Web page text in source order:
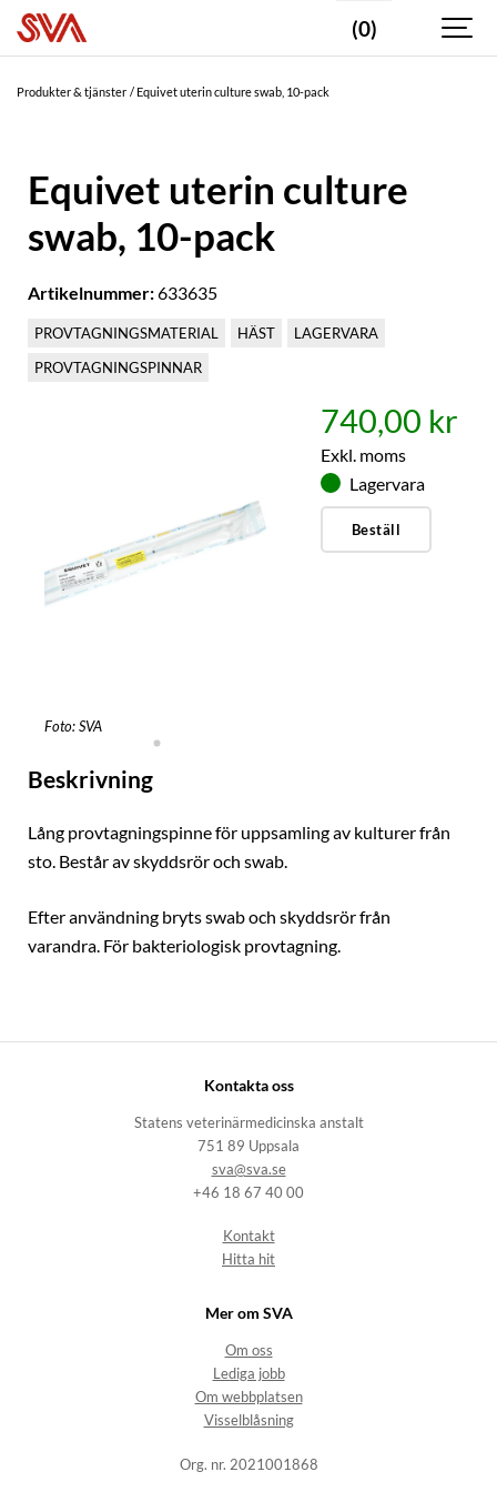
(0)
Produkter & tjänster Equivet uterin culture swab, 10-pack
Equivet uterin culture
swab, 10-pack
Artikelnummer:633635
PROVTAGNINGSMATERIAL HÄST
LAGERVARA
PROVTAGNINGSPINNAR
Foto: SVA
740,00 kr
Exkl. moms
Lagervara
Beställ
Beskrivning
Lång provtagningspinne för uppsamling av kulturer från
sto. Består av skyddsrör och swab.
Efter användning bryts swab och skyddsrör från
varandra. För bakteriologisk provtagning.
Kontakta oss
Statens veterinärmedicinska anstalt
751 89 Uppsala
sva@sva.se
+46 18 67 40 00
Kontakt
Hitta hit
Mer om SVA
Om oss
Lediga jobb
Om webbplatsen
Visselblåsning
Org. nr. 2021001868